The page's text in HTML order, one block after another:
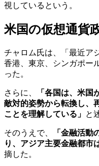
視しているという。
米国の仮想通貨
チャロム氏は、「最近ア
香港、東京、シンガポー
った。
さらに、
「各国は、米国
敵対的姿勢から転換し、
ことを理解している」 と
そのうえで、
「金融活動
り、アジア主要金融都市
摘した。